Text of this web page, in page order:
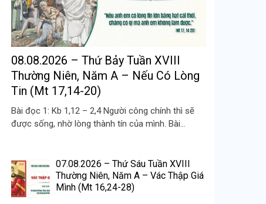
08.08.2026 – Thứ Bảy Tuần XVIII
Thường Niên, Năm A – Nếu Có Lòng
Tin (Mt 17,14-20)
Bài đọc 1: Kb 1,12 – 2,4 Người công chính thì sẽ
được sống, nhờ lòng thành tín của mình. Bài...
07.08.2026 – Thứ Sáu Tuần XVIII
Thường Niên, Năm A – Vác Thập Giá
Mình (Mt 16,24-28)